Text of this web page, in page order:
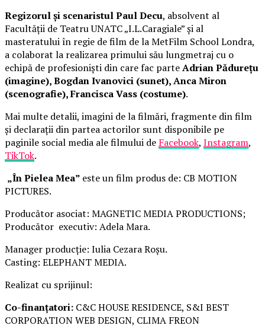
Regizorul și scenaristul Paul Decu, absolvent al
Facultății de Teatru UNATC „I.L.Caragiale” și al
masteratului în regie de film de la MetFilm School Londra,
a colaborat la realizarea primului său lungmetraj cu o
echipă de profesioniști din care fac parteAdrian Pădurețu
(imagine), Bogdan Ivanovici (sunet), Anca Miron
(scenografie), Francisca Vass (costume).
Mai multe detalii, imagini de la filmări, fragmente din film
și declarații din partea actorilor sunt disponibile pe
paginile social media ale filmului de Facebook, Instagram,
TikTok.
„În Pielea Mea” este un film produs de: CB MOTION
PICTURES.
Producător asociat: MAGNETIC MEDIA PRODUCTIONS;
Producător executiv: Adela Mara.
Manager producție: Iulia Cezara Roșu.
Casting: ELEPHANT MEDIA.
Realizat cu sprijinul:
Co-finanțatori: C&C HOUSE RESIDENCE, S&I BEST
CORPORATION WEB DESIGN, CLIMA FREON